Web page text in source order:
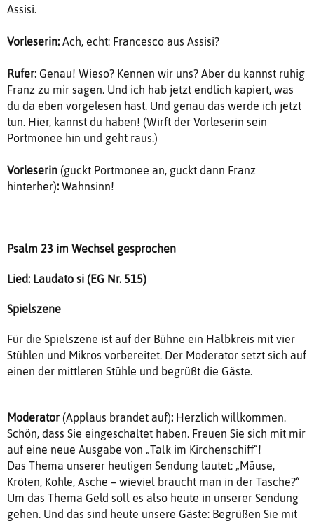
Assisi.
Vorleserin: Ach, echt: Francesco aus Assisi?
Rufer: Genau! Wieso? Kennen wir uns? Aber du kannst ruhig
Franz zu mir sagen. Und ich hab jetzt endlich kapiert, was
du da eben vorgelesen hast. Und genau das werde ich jetzt
tun. Hier, kannst du haben! (Wirft der Vorleserin sein
Portmonee hin und geht raus.)
Vorleserin (guckt Portmonee an, guckt dann Franz
hinterher): Wahnsinn!
Psalm 23 im Wechsel gesprochen
Lied: Laudato si (EG Nr. 515)
Spielszene
Für die Spielszene ist auf der Bühne ein Halbkreis mit vier
Stühlen und Mikros vorbereitet. Der Moderator setzt sich auf
einen der mittleren Stühle und begrüßt die Gäste.
Moderator (Applaus brandet auf): Herzlich willkommen.
Schön, dass Sie eingeschaltet haben. Freuen Sie sich mit mir
auf eine neue Ausgabe von „Talk im Kirchenschiff“!
Das Thema unserer heutigen Sendung lautet: „Mäuse,
Kröten, Kohle, Asche – wieviel braucht man in der Tasche?“
Um das Thema Geld soll es also heute in unserer Sendung
gehen. Und das sind heute unsere Gäste: Begrüßen Sie mit